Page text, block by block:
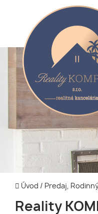
Úvod / Predaj,
Reality